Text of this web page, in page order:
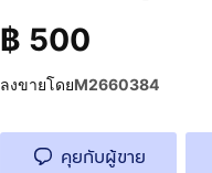
฿ 500
ลงขายโดยM2660384
คุยกับผู้ขาย